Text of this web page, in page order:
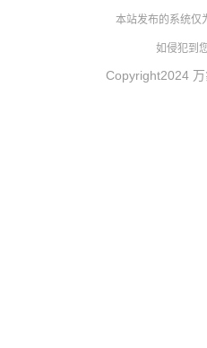
本站发布的系统仅
如侵犯到
Copyright2024